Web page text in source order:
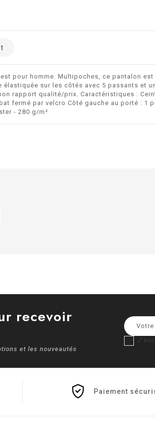
pour homme. Multipoches, ce pantalon
sur les côtés avec 5 passants et
rapport qualité/prix. Caractéristiques :
fermé par velcro Côté gauche au porté : 1
- 280 g/m²
recevoir
et les nouveautés
Paiement